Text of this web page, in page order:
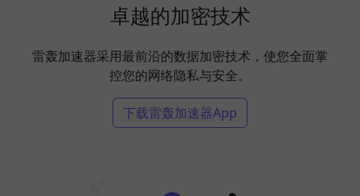
卓越的加密技术
雷轰加速器采用最前沿的数据加密技术，使您全面掌
控您的网络隐私与安全。
下载雷轰加速器App